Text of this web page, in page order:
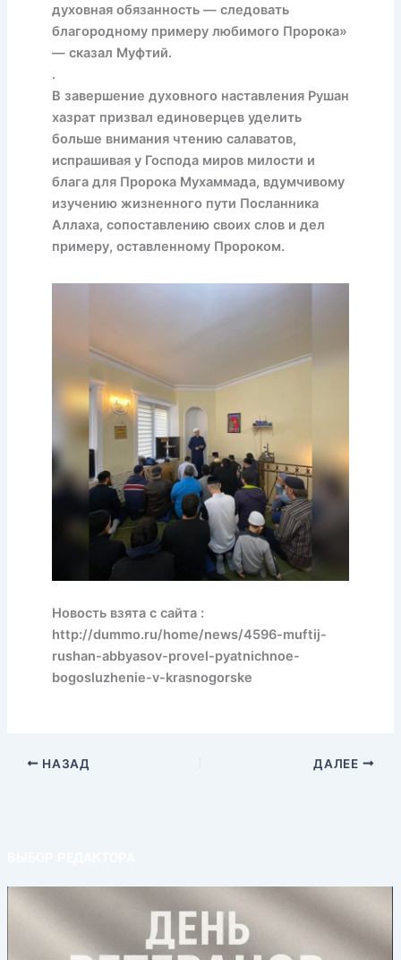
духовная обязанность — следовать
благородному примеру любимого Пророка»
— сказал Муфтий.
.
В завершение духовного наставления Рушан
хазрат призвал единоверцев уделить
больше внимания чтению салаватов,
испрашивая у Господа миров милости и
блага для Пророка Мухаммада, вдумчивому
изучению жизненного пути Посланника
Аллаха, сопоставлению своих слов и дел
примеру, оставленному Пророком.
Новость взята с сайта :
http://dummo.ru/home/news/4596-muftij-
rushan-abbyasov-provel-pyatnichnoe-
bogosluzhenie-v-krasnogorske
НАЗАД ДАЛЕЕ